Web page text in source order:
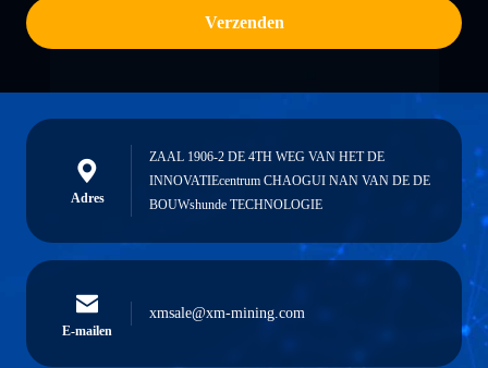
Verzenden
Adres
ZAAL 1906-2 DE 4TH WEG VAN HET DE
INNOVATIEcentrum CHAOGUI NAN VAN DE DE
BOUWshunde TECHNOLOGIE
E-mailen
xmsale@xm-mining.com